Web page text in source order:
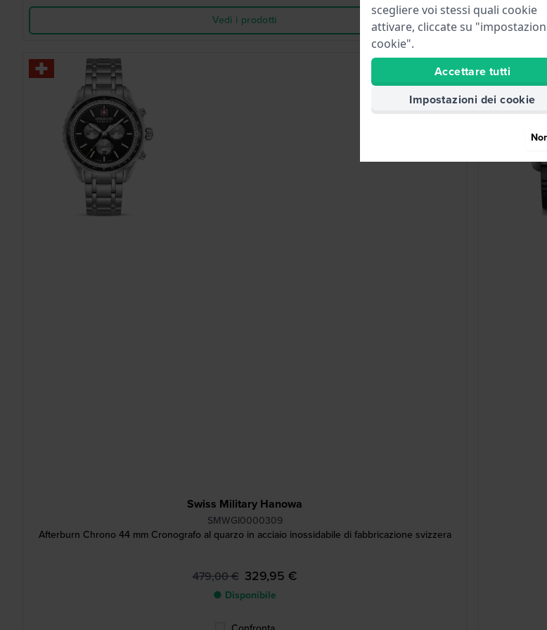
Vedi i prodotti
Swiss Military Hanowa
SMWGI0000309
Afterburn Chrono 44 mm Cronografo al quarzo in acciaio inossidabile di fabbricazione svizzera
479,00 € 329,95 €
● Disponibile
-30%
scegliere voi stessi quali cookie
attivare, cliccate su
cookie".
Accettare tutti
Impostazioni dei cookie